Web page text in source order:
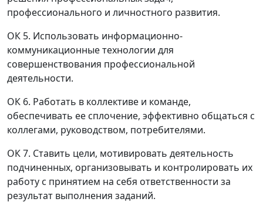
профессионального и личностного развития.
ОК 5. Использовать информационно-
коммуникационные технологии для
совершенствования профессиональной
деятельности.
ОК 6. Работать в коллективе и команде,
обеспечивать ее сплочение, эффективно общаться с
коллегами, руководством, потребителями.
ОК 7. Ставить цели, мотивировать деятельность
подчиненных, организовывать и контролировать их
работу с принятием на себя ответственности за
результат выполнения заданий.